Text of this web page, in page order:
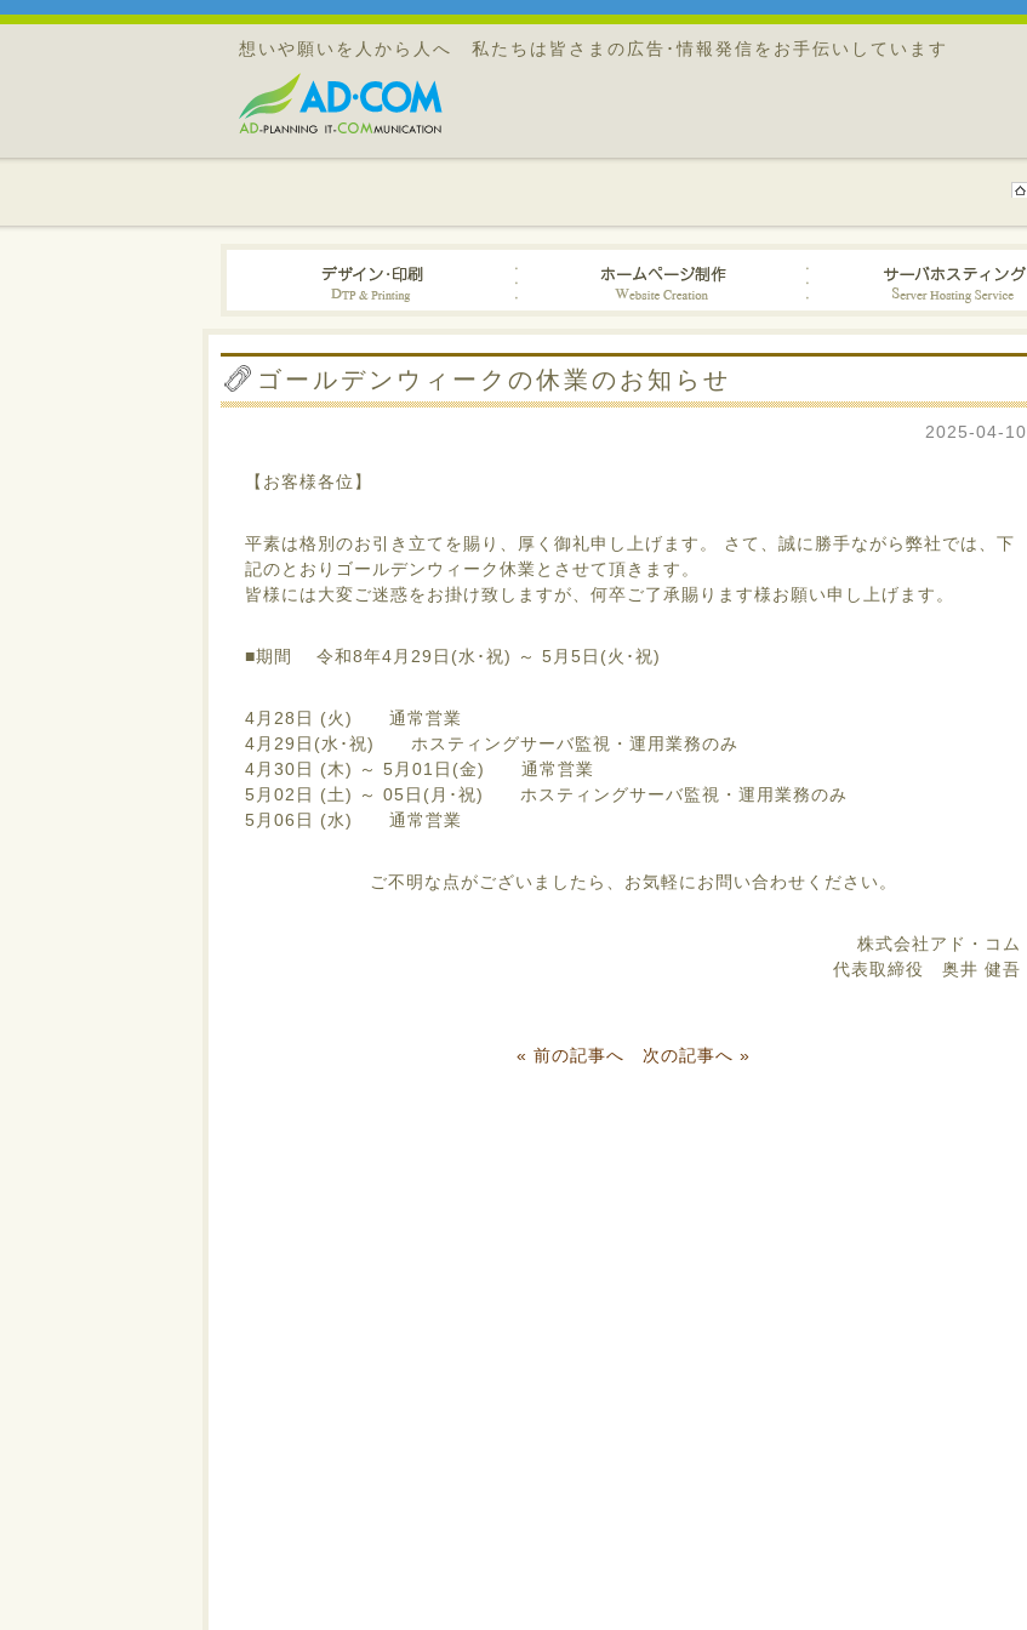
想いや願いを人から人へ 私たちは皆さまの広告･情報発信をお手伝いしています
ゴールデンウィークの休業のお知らせ
2025-04-10
【お客様各位】
平素は格別のお引き立てを賜り、厚く御礼申し上げます。 さて、誠に勝手ながら弊社では、下
記のとおりゴールデンウィーク休業とさせて頂きます。
皆様には大変ご迷惑をお掛け致しますが、何卒ご了承賜ります様お願い申し上げます。
■期間 令和8年4月29日(水･祝) ～ 5月5日(火･祝)
4月28日 (火) 通常営業
4月29日(水･祝) ホスティングサーバ監視・運用業務のみ
4月30日 (木) ～ 5月01日(金) 通常営業
5月02日 (土) ～ 05日(月･祝) ホスティングサーバ監視・運用業務のみ
5月06日 (水) 通常営業
ご不明な点がございましたら、お気軽にお問い合わせください。
株式会社アド・コム
代表取締役 奥井 健吾
« 前の記事へ 次の記事へ »